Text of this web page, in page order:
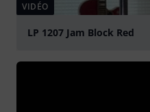
VIDÉO
LP 1207 Jam Block Red